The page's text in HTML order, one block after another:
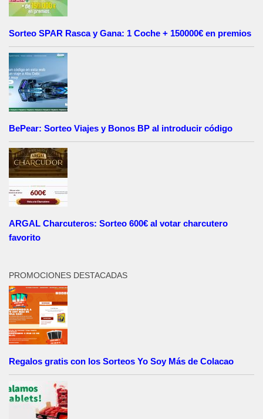
Sorteo SPAR Rasca y Gana: 1 Coche + 150000€ en premios
BePear: Sorteo Viajes y Bonos BP al introducir código
ARGAL Charcuteros: Sorteo 600€ al votar charcutero
favorito
PROMOCIONES DESTACADAS
Regalos gratis con los Sorteos Yo Soy Más de Colacao